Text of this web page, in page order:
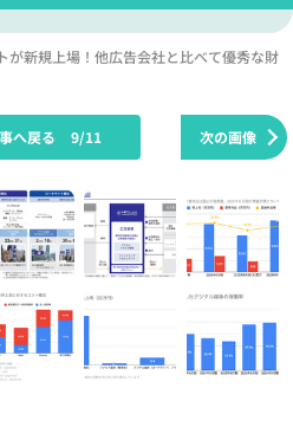
が新規上場！他広告会社と比べて優秀な財
次の画像
へ戻る 9/11